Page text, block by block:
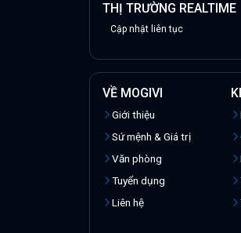
THỊ TRƯỜNG REALTIME
Cập nhật liên tục
VỀ MOGIVI
Giới thiệu
Sứ mệnh & Giá trị
Văn phòng
Tuyển dụng
Liên hệ